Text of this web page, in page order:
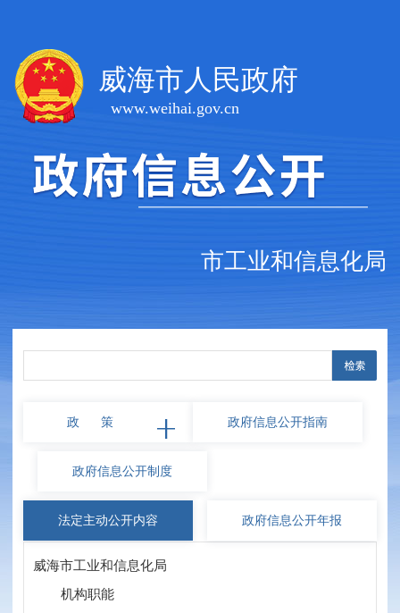
威海市人民政府
www.weihai.gov.cn
市工业和信息化局
政 策 政府信息公开指南
政府信息公开制度
法定主动公开内容 政府信息公开年报